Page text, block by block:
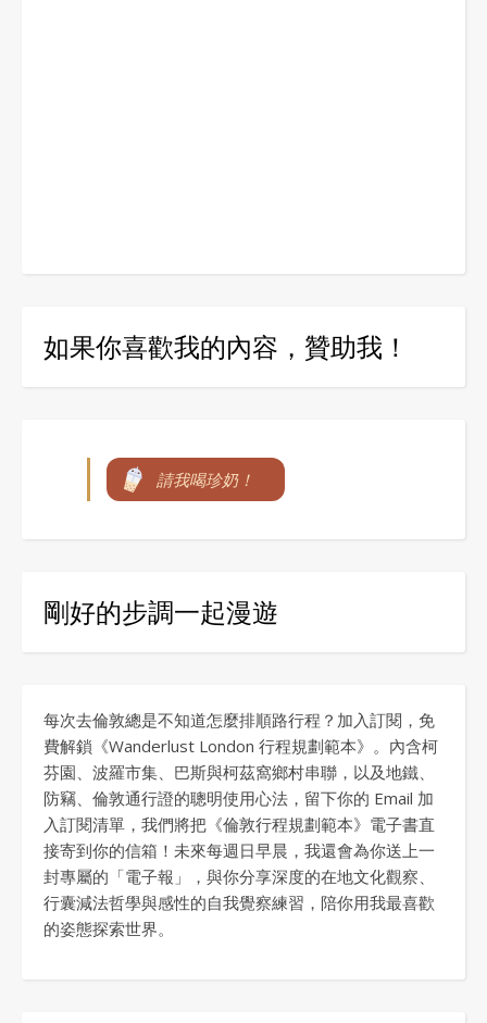
如果你喜歡我的內容，贊助我！
請我喝珍奶！
剛好的步調一起漫遊
每次去倫敦總是不知道怎麼排順路行程？加入訂閱，免
費解鎖《Wanderlust London 行程規劃範本》。內含柯
芬園、波羅市集、巴斯與柯茲窩鄉村串聯，以及地鐵、
防竊、倫敦通行證的聰明使用心法，留下你的 Email 加
入訂閱清單，我們將把《倫敦行程規劃範本》電子書直
接寄到你的信箱！未來每週日早晨，我還會為你送上一
封專屬的「電子報」，與你分享深度的在地文化觀察、
行囊減法哲學與感性的自我覺察練習，陪你用我最喜歡
的姿態探索世界。